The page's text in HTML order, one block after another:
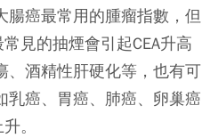
腸癌最常用的腫瘤指數，但
見的抽煙會引起CEA升高
、酒精性肝硬化等，也有可
乳癌、胃癌、肺癌、卵巢癌
。